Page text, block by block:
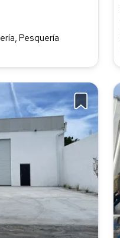
Pesquería